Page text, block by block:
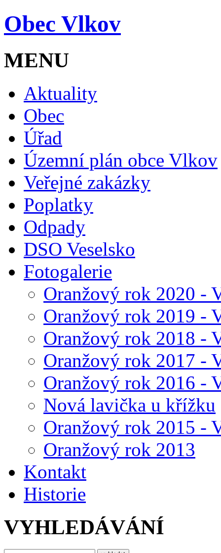
Obec Vlkov
MENU
Aktuality
Obec
Úřad
Územní plán obce Vlkov
Veřejné zakázky
Poplatky
Odpady
DSO Veselsko
Fotogalerie
Oranžový rok 2020 -
Oranžový rok 2019 -
Oranžový rok 2018 -
Oranžový rok 2017 -
Oranžový rok 2016 -
Nová lavička u křížku
Oranžový rok 2015 -
Oranžový rok 2013
Kontakt
Historie
VYHLEDÁVÁNÍ